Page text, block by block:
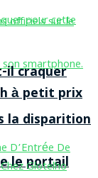
la disparition
le portail
il craquer
à petit prix